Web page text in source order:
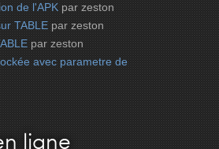
de l'APK par zeston
TABLE par zeston
par zeston
avec parametre de
ligne